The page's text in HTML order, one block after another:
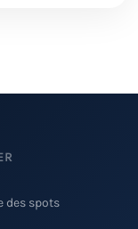
des spots